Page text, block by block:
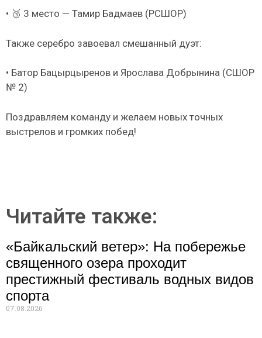
• 🥉 3 место — Тамир Бадмаев (РСШОР)
Также серебро завоевал смешанный дуэт:
• Батор Бацырцыренов и Ярослава Добрынина (СШОР
№ 2)
Поздравляем команду и желаем новых точных
выстрелов и громких побед!
Читайте также:
«Байкальский ветер»: На побережье
священного озера проходит
престижный фестиваль водных видов
спорта
07.08.2026